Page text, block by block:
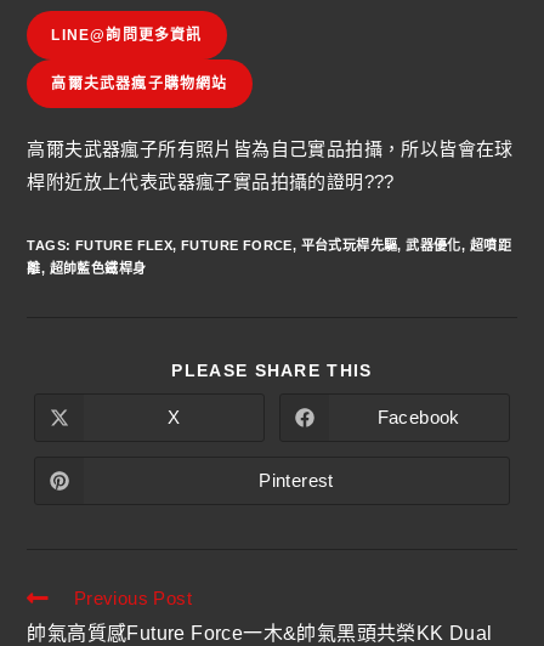
LINE@詢問更多資訊
高爾夫武器瘋子購物網站
高爾夫武器瘋子所有照片皆為自己實品拍攝，所以皆會在球
桿附近放上代表武器瘋子實品拍攝的證明???
TAGS: FUTURE FLEX, FUTURE FORCE, 平台式玩桿先驅, 武器優化, 超噴距
離, 超帥藍色鐵桿身
PLEASE SHARE THIS
X Facebook
Pinterest
Previous Post
帥氣高質感Future Force一木&帥氣黑頭共榮KK Dual